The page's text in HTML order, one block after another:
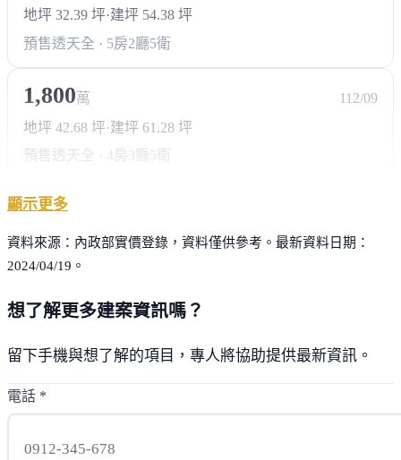
地坪 32.39 坪·建坪 54.38 坪
預售透天全 · 5房2廳5衛
1,800萬
112/09
地坪 42.68 坪·建坪 61.28 坪
預售透天全 · 4房3廳5衛
顯示更多
資料來源：內政部實價登錄，資料僅供參考。最新資料日期：
2024/04/19。
想了解更多建案資訊嗎？
留下手機與想了解的項目，專人將協助提供最新資訊。
電話 *